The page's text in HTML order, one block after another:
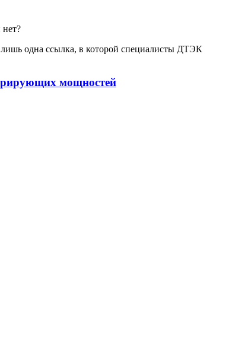
одна ссылка, в которой специалисты ДТЭК
мощностей